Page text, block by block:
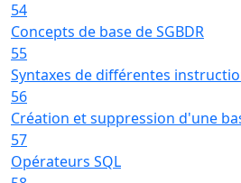
54
Concepts de base de SGBDR
55
Syntaxes de différentes
56
Création et suppression d'une
57
Opérateurs SQL